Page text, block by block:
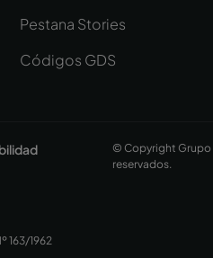
Pestana Stories
Códigos GDS
© Copyright Grupo
reservados.
163/1962